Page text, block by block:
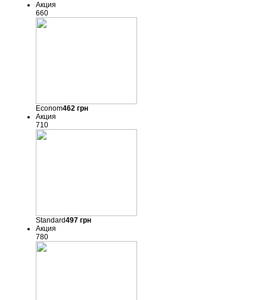
Акция
660
Econom462грн
Акция
710
Standard497грн
Акция
780